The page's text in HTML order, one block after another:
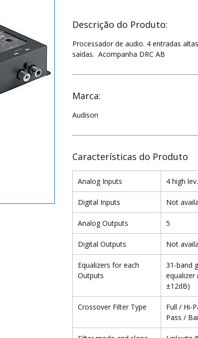
Descrição do Produto:
Processador de audio. 4 entradas
saídas. Acompanha DRC AB
Marca:
Audison
Características do Produto
Analog Inputs 4 high
Digital Inputs Not
Analog Outputs 5
Digital Outputs Not
Equalizers for each
Outputs
31-band
equalizer
±12dB)
Crossover Filter Type
Full / Hi-
Pass /